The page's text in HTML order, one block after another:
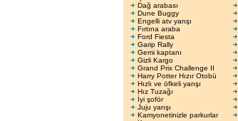
Dağ arabası
Dune Buggy
Engelli atv yarışı
Fırtına araba
Ford Fiesta
Garip Rally
Gemi kaptanı
Gizli Kargo
Grand Prix Challenge II
Harry Potter Hızır Otobü
Hızlı ve öfkeli yarışı
Hız Tuzağı
İyi şoför
Juju yarışı
Kamyonetinizle parkurlar